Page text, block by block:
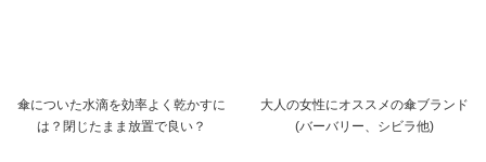
傘についた水滴を効率よく乾かすに
は？閉じたまま放置で良い？
大人の女性にオススメの傘ブランド
(バーバリー、シビラ他)